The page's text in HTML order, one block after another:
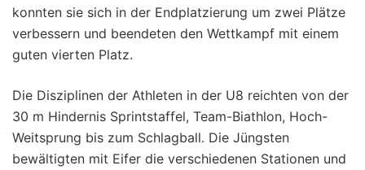
konnten sie sich in der Endplatzierung um zwei Plätze
verbessern und beendeten den Wettkampf mit einem
guten vierten Platz.
Die Disziplinen der Athleten in der U8 reichten von der
30 m Hindernis Sprintstaffel, Team-Biathlon, Hoch-
Weitsprung bis zum Schlagball. Die Jüngsten
bewältigten mit Eifer die verschiedenen Stationen und